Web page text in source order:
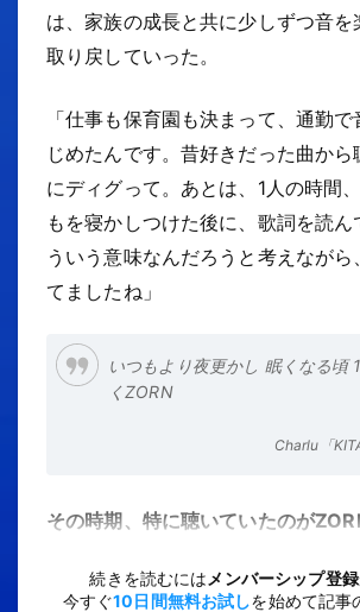
は、家族の成長と共に少しずつ音を
取り戻していった。
「仕事も保育園も決まって、通勤
じめたんです。昔好きだった曲から
にディグって。あとは、1人の時間
もを寝かしつけた後に、歌詞を読
ういう意味なんだろうと考えながら
てましたね」
いつもより夜更かし 眠くなる頃
くZORN
Charlu「
その時期、特に聴いていたのが
続きを読むには メンバーシップ登録
今すぐ10日間無料お試しを始めて記事